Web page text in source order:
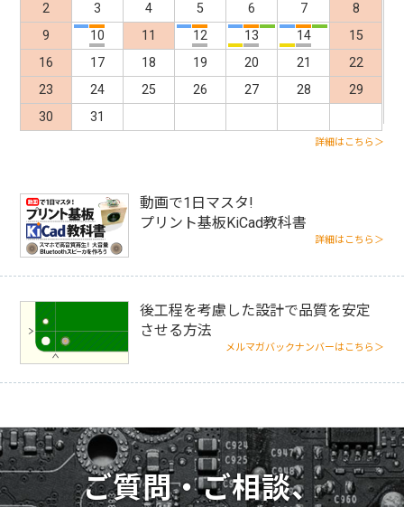
2
3 4 5 6 7
8
9
10 11 12 13 14
15
16
17 18 19 20 21
22
23
24 25 26 27 28
29
30
31
t
詳細はこちら＞
動画で1日マスタ!
プリント基板KiCad教科書
詳細はこちら＞
後工程を考慮した設計で品質を安定
させる方法
メルマガバックナンバーはこちら＞
ご質問・ご相談、